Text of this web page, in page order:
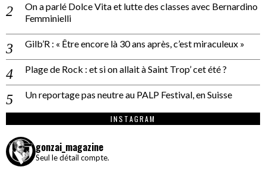
On a parlé Dolce Vita et lutte des classes avec Bernardino
Femminielli
Gilb’R : « Être encore là 30 ans après, c’est miraculeux »
Plage de Rock : et si on allait à Saint Trop’ cet été ?
Un reportage pas neutre au PALP Festival, en Suisse
INSTAGRAM
gonzai_magazine
Seul le détail compte.